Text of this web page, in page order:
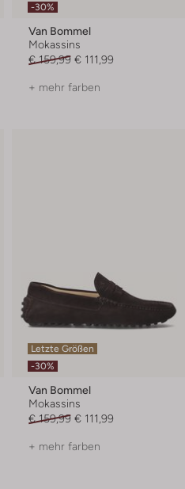
-30%
Van Bommel
Mokassins
€ 159,99 € 111,99
+ mehr farben
Letzte Größen
-30%
Van Bommel
Mokassins
€ 159,99 € 111,99
+ mehr farben